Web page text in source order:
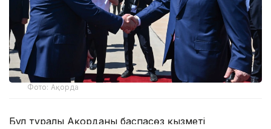
Фото: Ақорда
Бұл туралы Ақорданың баспасөз қызметі